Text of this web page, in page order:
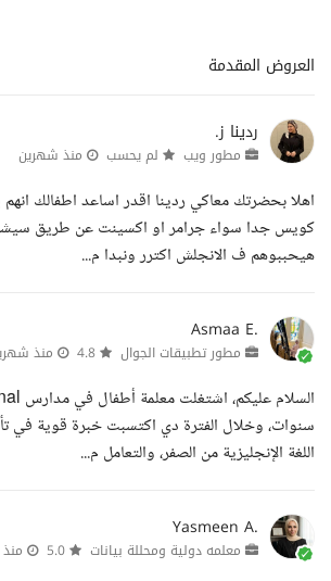
العروض المقدمة
ردينا ز.
مطور ويب لم يحسب منذ شهرين
اهلا بحضرتك معاكي ردينا اقدر اساعد اطفالك
كويس جدا سواء جرامر او اكسينت عن طريق سيشن
هيحببوهم ف الانجلش اكترر ونبدا م...
Asmaa E.
مطور تطبيقات الجوال منذ
سنوات، وخلال الفترة دي اكتسبت خبرة قوية في
اللغة الإنجليزية من الصفر، والتعامل م...
Yasmeen A.
معلمه دولية ومحللة بيانات